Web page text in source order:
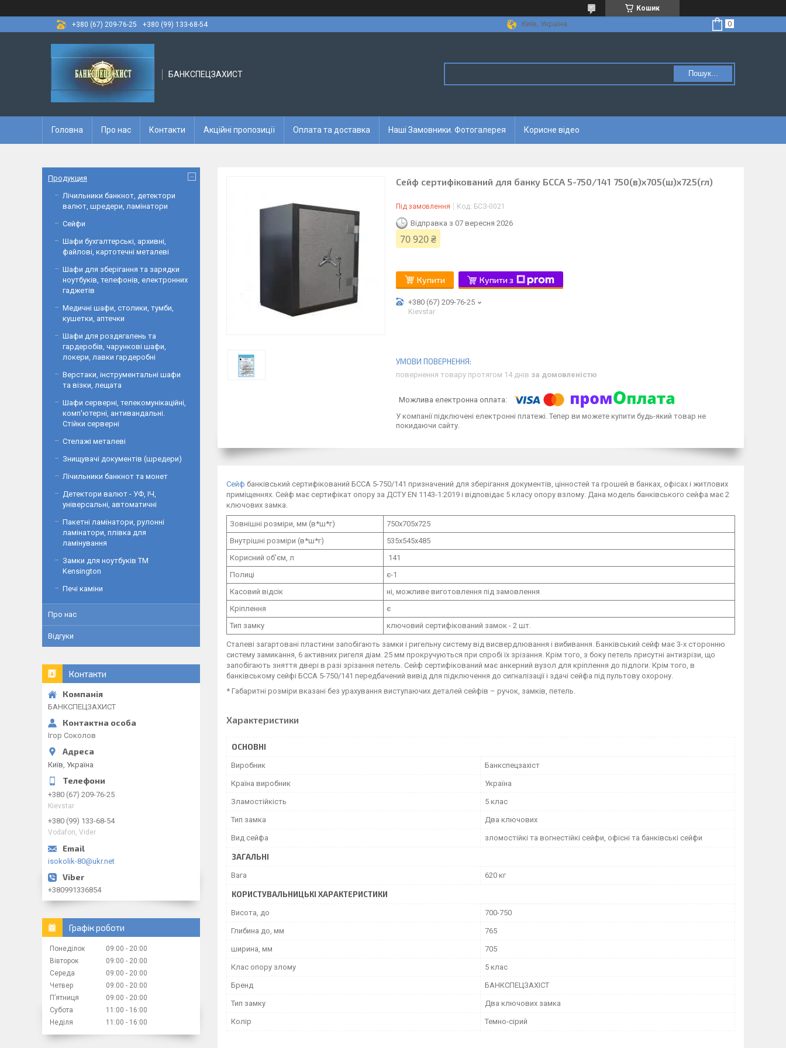
Кошик
+380 (67) 209-76-25
+380 (99) 133-68-54 Київ, Україна
БАНКСПЕЦЗАХИСТ Пошук...
Головна Про нас Контакти Акційні пропозиції Оплата та доставка Наші Замовники. Фотогалерея Корисне відео
Сейф сертифікований для банку БССА 5-750/141 750(в)х705(ш)х725(гл)
Під замовлення Код: БСЗ-0021
Відправка з 07 вересня 2026
70 920 ₴
Купити Купити з
+380 (67) 209-76-25
Kievstar
повернення товару протягом 14 днів за домовленістю
У компанії підключені електронні платежі. Тепер ви можете купити будь-який товар не
покидаючи сайту.
Сейф банківський сертифікований БССА 5-750/141 призначений для зберігання документів, цінностей та грошей в банках, офісах і житлових
приміщеннях. Сейф має сертифікат опору за ДСТУ ЕN 1143-1:2019 і відповідає 5 класу опору взлому. Дана модель банківського сейфа має 2
ключових замка.
Зовнішні розміри, мм (в*ш*г)
750х705х725
Внутрішні розміри (в*ш*г)
535х545х485
Корисний об'єм, л
141
Полиці
є-1
Касовий відсік
ні, можливе виготовлення під замовлення
Кріплення
є
Тип замку
ключовий сертифікований замок - 2 шт.
Сталеві загартовані пластини запобігають замки і ригельну систему від висвердлювання і вибивання. Банківський сейф має 3-х сторонню
систему замикання, 6 активних ригеля діам. 25 мм прокручуються при спробі їх зрізання. Крім того, з боку петель присутні антизрізи, що
запобігають зняття двері в разі зрізання петель. Сейф сертифікований має анкерний вузол для кріплення до підлоги. Крім того, в
банківському сейфі БССА 5-750/141 передбачений вивід для підключення до сигналізації і здачі сейфа під пультову охорону.
* Габаритні розміри вказані без урахування виступаючих деталей сейфів – ручок, замків, петель.
Характеристики
ОСНОВНІ
Виробник Банкспецзахіст
Країна виробник Україна
Зламостійкість 5 клас
Тип замка Два ключових
Вид сейфа зломостійкі та вогнестійкі сейфи, офісні та банківські сейфи
ЗАГАЛЬНІ
Вага 620 кг
КОРИСТУВАЛЬНИЦЬКІ ХАРАКТЕРИСТИКИ
Висота, до 700-750
Глибина до, мм 765
ширина, мм 705
Клас опору злому 5 клас
Бренд БАНКСПЕЦЗАХІСТ
Тип замку Два ключових замка
Колір Темно-сірий
Продукция
Лічильники банкнот, детектори
валют, шредери, ламінатори
Сейфи
Шафи бухгалтерські, архивні,
файлові, картотечні металеві
Шафи для зберігання та зарядки
ноутбуків, телефонів, електронних
гаджетів
Медичні шафи, столики, тумби,
кушетки, аптечки
Шафи для роздягалень та
гардеробів, чарункові шафи,
локери, лавки гардеробні
Верстаки, інструментальні шафи
та візки, лещата
Шафи серверні, телекомунікаційні,
комп'ютерні, антивандальні.
Стійки серверні
Стелажі металеві
Знищувачі документів (шредери)
Лічильники банкнот та монет
Детектори валют - УФ, ІЧ,
універсальні, автоматичні
Пакетні ламінатори, рулонні
ламінатори, плівка для
ламінування
Замки для ноутбуків ТМ
Kensington
Печі каміни
Про нас
Відгуки
Контакти
БАНКСПЕЦЗАХИСТ
Ігор Соколов
Київ, Україна
+380 (67) 209-76-25
Kievstar
+380 (99) 133-68-54
Vodafon, Vider
isokolik-80@ukr.net
+380991336854
Графік роботи
Понеділок 09:00
20:00
Вівторок
09:00
20:00
Середа
09:00
20:00
Четвер
09:00
20:00
Пʼятниця
09:00
20:00
Субота
11:00
16:00
Неділя
11:00 16:00